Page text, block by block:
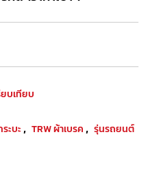
บเทียบ
ะบะ, TRW ผ้าเบรค, รุ่นรถยนต์